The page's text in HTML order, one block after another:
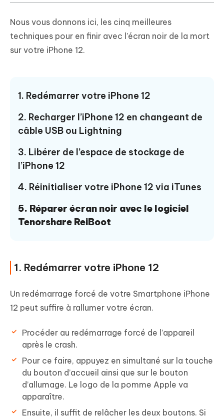
Nous vous donnons ici, les cinq meilleures
techniques pour en finir avec l’écran noir de la mort
sur votre iPhone 12.
1. Redémarrer votre iPhone 12
2. Recharger l’iPhone 12 en changeant de
câble USB ou Lightning
3. Libérer de l’espace de stockage de
l’iPhone 12
4. Réinitialiser votre iPhone 12 via iTunes
5. Réparer écran noir avec le logiciel
Tenorshare ReiBoot
1. Redémarrer votre iPhone 12
Un redémarrage forcé de votre Smartphone iPhone
12 peut suffire à rallumer votre écran.
Procéder au redémarrage forcé de l’appareil
après le crash.
Pour ce faire, appuyez en simultané sur la touche
du bouton d’accueil ainsi que sur le bouton
d’allumage. Le logo de la pomme Apple va
apparaître.
Ensuite, il suffit de relâcher les deux boutons. Si